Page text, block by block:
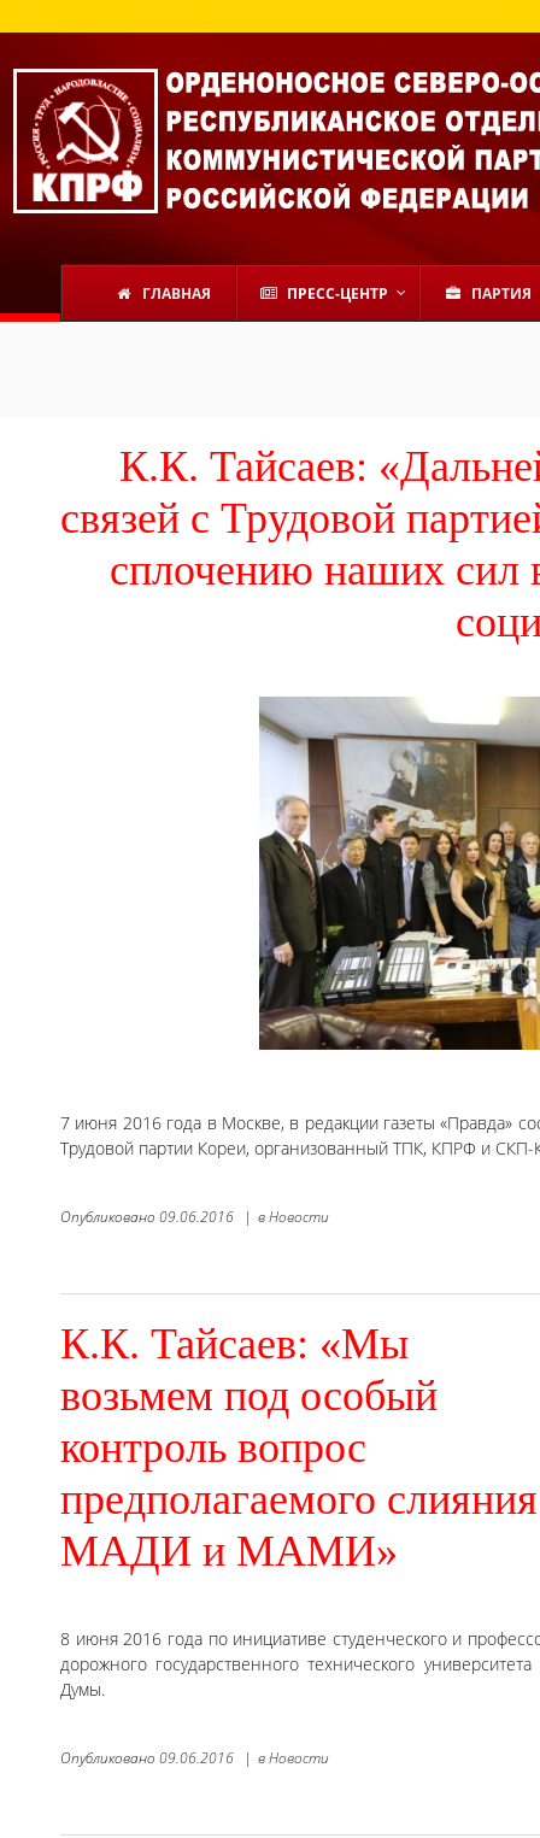
ГЛАВНАЯ ПРЕСС-ЦЕНТР ПАРТИЯ
К.К. Тайсаев:
связей с Трудовой
сплочению наших сил
7 июня 2016 года в Москве, в редакции газеты «Правда»
Трудовой партии Кореи, организованный ТПК, КПРФ и
Опубликовано 09.06.2016 | вНовости
К.К. Тайсаев: «Мы
возьмем под особый
контроль вопрос
предполагаемого слияния
МАДИ и МАМИ»
8 июня 2016 года по инициативе студенческого и
дорожного государственного технического
Думы.
Опубликовано 09.06.2016 | вНовости